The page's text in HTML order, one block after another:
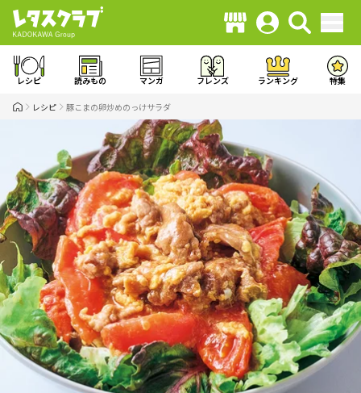
レシピ 読みもの マンガ フレンズ ランキング 特集
レシピ 豚こまの卵炒めのっけサラダ